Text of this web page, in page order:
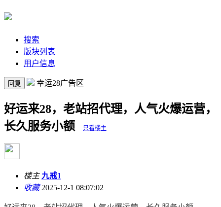
搜索
版块列表
用户信息
回复 幸运28广告区
好运来28，老站招代理，人气火爆运营，
长久服务小额
只看楼主
楼主 九戒1
收藏2025-12-1 08:07:02